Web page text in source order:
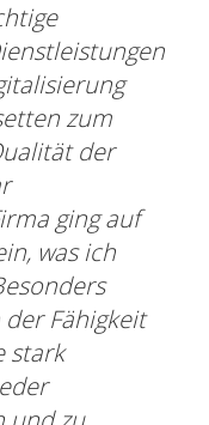
zum
der
ging auf
was ich
Fähigkeit
stark